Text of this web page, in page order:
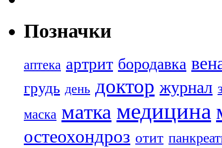
Позначки
аптека артрит бородавка
грудь день доктор журнал
маска матка медицина
остеохондроз отит